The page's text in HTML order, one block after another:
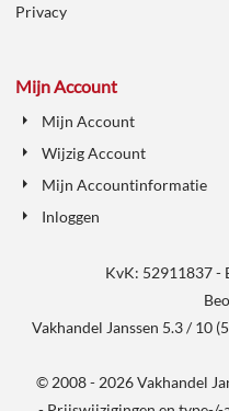
Privacy
Mijn Account
Mijn Account
Wijzig Account
Mijn Accountinformatie
Inloggen
KvK: 52911837 -
Vakhandel Janssen 5.3/10 (
© 2008 - 2026 Vakhandel